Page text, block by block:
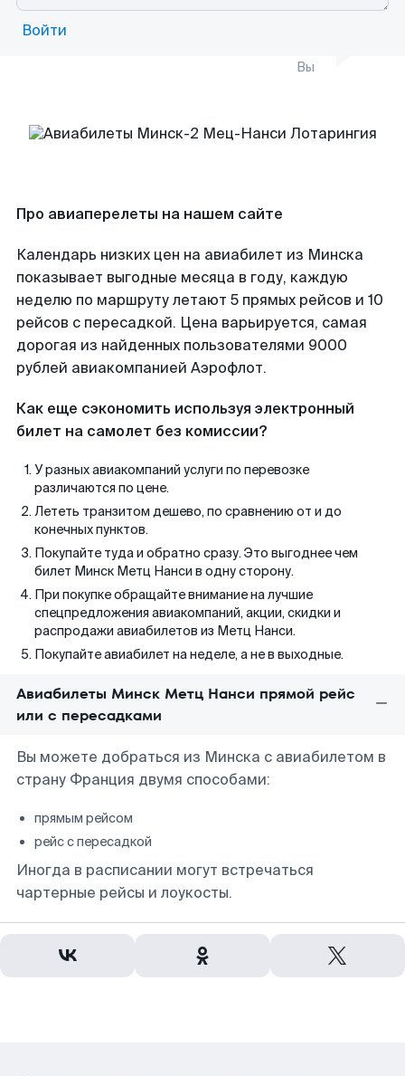
Войти
Вы
Про авиаперелеты на нашем сайте
Календарь низких цен на авиабилет из Минска
показывает выгодные месяца в году, каждую
неделю по маршруту летают 5 прямых рейсов и 10
рейсов с пересадкой. Цена варьируется, самая
дорогая из найденных пользователями 9000
рублей авиакомпанией Аэрофлот.
Как еще сэкономить используя электронный
билет на самолет без комиссии?
У разных авиакомпаний услуги по перевозке
различаются по цене.
Лететь транзитом дешево, по сравнению от и до
конечных пунктов.
Покупайте туда и обратно сразу. Это выгоднее чем
билет Минск Метц Нанси в одну сторону.
При покупке обращайте внимание на лучшие
спецпредложения авиакомпаний, акции, скидки и
распродажи авиабилетов из Метц Нанси.
Покупайте авиабилет на неделе, а не в выходные.
Авиабилеты Минск Метц Нанси прямой рейс
или с пересадками
Вы можете добраться из Минска с авиабилетом в
страну Франция двумя способами:
прямым рейсом
рейс с пересадкой
Иногда в расписании могут встречаться
чартерные рейсы и лоукосты.